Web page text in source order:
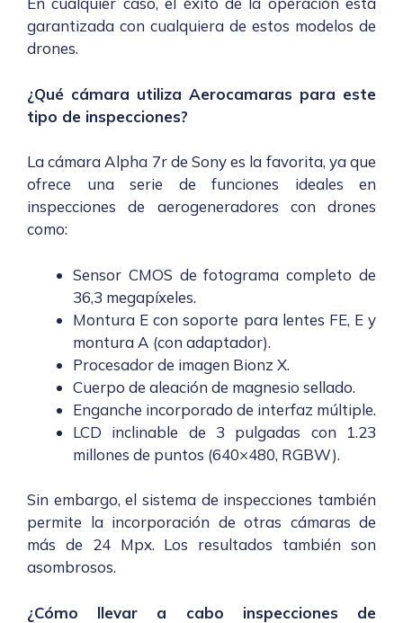
garantizada con cualquiera de estos modelos de
drones.
¿Qué cámara utiliza Aerocamaras para este
tipo de inspecciones?
La cámara Alpha 7r de Sonyes la favorita, ya que
ofrece una serie de funciones ideales en
inspecciones de aerogeneradores con drones
como:
Sensor CMOS de fotograma completo de
36,3 megapíxeles.
Montura E con soporte para lentes FE, E y
montura A (con adaptador).
Procesador de imagen Bionz X.
Cuerpo de aleación de magnesio sellado.
Enganche incorporado de interfaz múltiple.
LCD inclinable de 3 pulgadas con 1.23
millones de puntos (640×480, RGBW).
Sin embargo, el sistema de inspecciones también
permite la incorporación de otras cámaras de
más de 24 Mpx. Los resultados también son
asombrosos.
¿Cómo llevar a cabo inspecciones de